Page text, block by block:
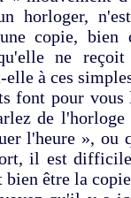
horloger,
copie, bien
ne
à ces
font pour
de
l'heure », ou
il est
bien être la